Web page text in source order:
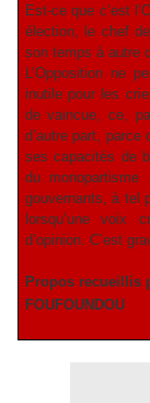
Est-ce que c’est
élection, le chef
son temps à autre
L’Opposition ne
inutile pour les
de vaincue, ce,
d’autre part, parce
ses capacités de
du monopartisme
gouvernants, à tel
lorsqu’une voix
d’opinion. C’est
Propos recueillis
FOUFOUNDOU